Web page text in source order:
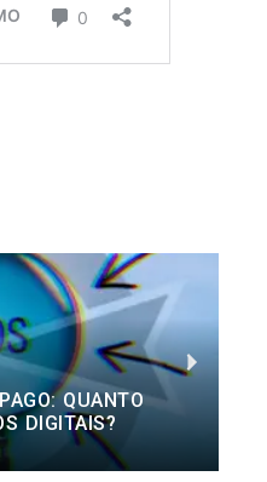
QUANTO
DIGITAIS?